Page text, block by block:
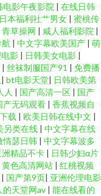
电影午夜影院 | 在线日韩
日本福利社艹男女 | 蜜桃传
青草操网 | 咸人福利影院 |
| 中文字幕欧美国产 | 萌
影 | 日韩美女电影 |
| 丝袜制服国产91 | 免费播
| bt电影天堂| 日韩欧美第
人 | 国产高清一区 | 国产
产无码观看 | 香蕉视频自
载 | 欧美日韩在线中文 |
另类在线 | 中文字幕在线
情瑟日韩 | 中文字幕波多
洲精品不卡 | 日韩少妇α片
黄色高清网站 | 红桃视频
| 国产第9页| 亚洲伦理电影
的天堂网av | 能在线看的